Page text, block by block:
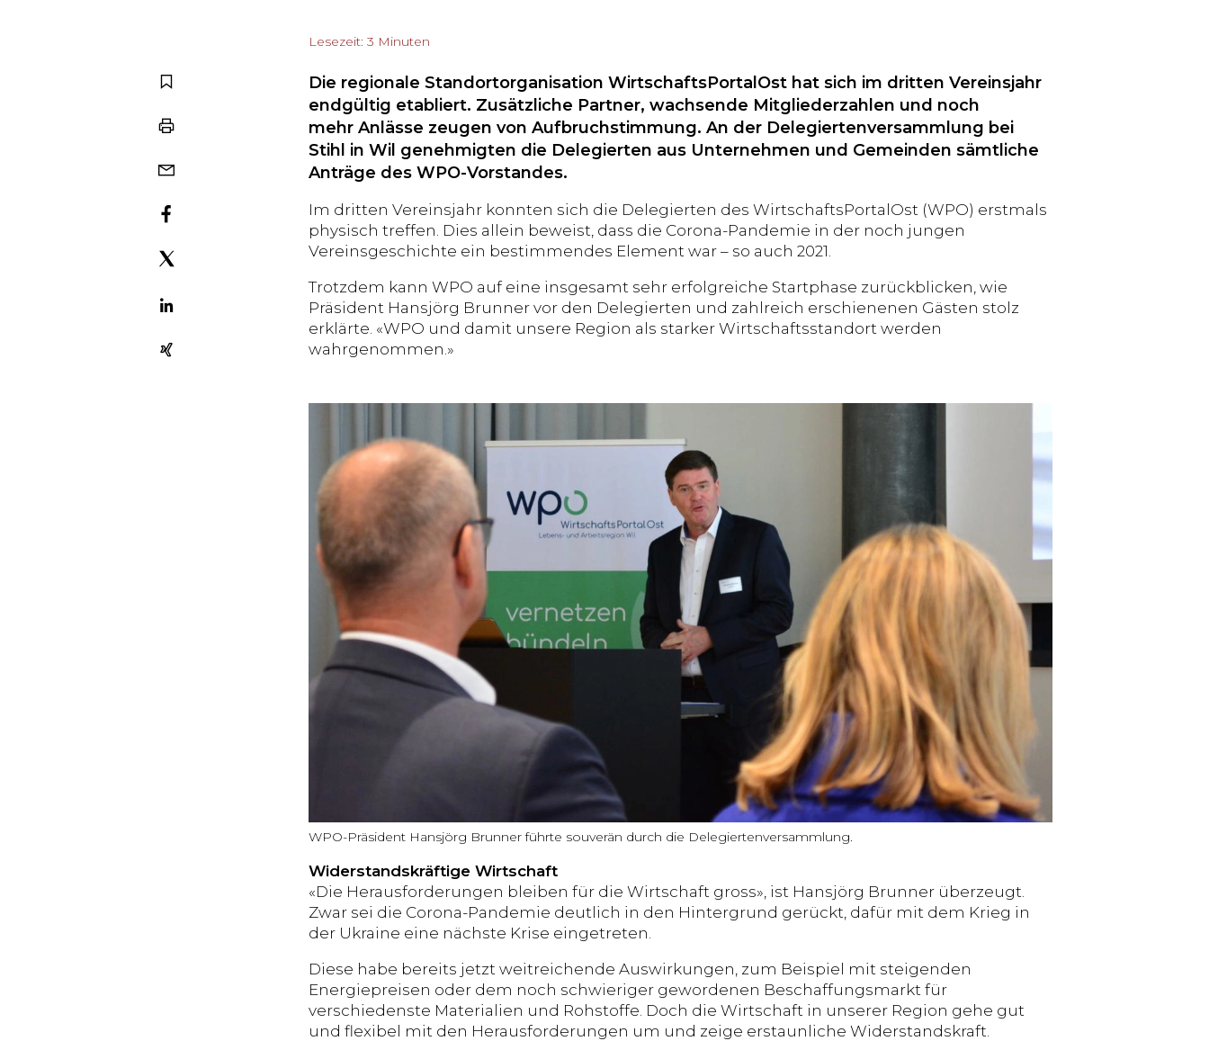
Lesezeit: 3 Minuten
Die regionale Standortorganisation WirtschaftsPortalOst hat sich im dritten Vereinsjahr
endgültig etabliert. Zusätzliche Partner, wachsende Mitgliederzahlen und noch
mehr Anlässe zeugen von Aufbruchstimmung. An der Delegiertenversammlung bei
Stihl in Wil genehmigten die Delegierten aus Unternehmen und Gemeinden sämtliche
Anträge des WPO-Vorstandes.
Im dritten Vereinsjahr konnten sich die Delegierten des WirtschaftsPortalOst (WPO) erstmals
physisch treffen. Dies allein beweist, dass die Corona-Pandemie in der noch jungen
Vereinsgeschichte ein bestimmendes Element war – so auch 2021.
Trotzdem kann WPO auf eine insgesamt sehr erfolgreiche Startphase zurückblicken, wie
Präsident Hansjörg Brunner vor den Delegierten und zahlreich erschienenen Gästen stolz
erklärte. «WPO und damit unsere Region als starker Wirtschaftsstandort werden
wahrgenommen.»
WPO-Präsident Hansjörg Brunner führte souverän durch die Delegiertenversammlung.
Widerstandskräftige Wirtschaft
«Die Herausforderungen bleiben für die Wirtschaft gross», ist Hansjörg Brunner überzeugt.
Zwar sei die Corona-Pandemie deutlich in den Hintergrund gerückt, dafür mit dem Krieg in
der Ukraine eine nächste Krise eingetreten.
Diese habe bereits jetzt weitreichende Auswirkungen, zum Beispiel mit steigenden
Energiepreisen oder dem noch schwieriger gewordenen Beschaffungsmarkt für
verschiedenste Materialien und Rohstoffe. Doch die Wirtschaft in unserer Region gehe gut
und flexibel mit den Herausforderungen um und zeige erstaunliche Widerstandskraft.